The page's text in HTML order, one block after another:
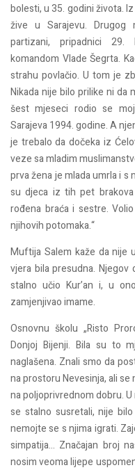
bolesti, u 35. godini života.
žive u Sarajevu. Drugog
partizani, pripadnici 29.
komandom Vlade Šegrta.
strahu povlačio. U tom je
Nikada nije bilo prilike ni da
šest mjeseci rodio se
Sarajeva 1994. godine. A
je trebalo da dočeka iz
veze sa mladim
prva žena je mlada umrla i
su djeca iz tih pet
rođena braća i sestre.
njihovih potomaka.“
Muftija Salem kaže da nije
vjera bila presudna.
stalno učio Kur’an i, u
zamjenjivao imame.
Osnovnu školu „Risto
Donjoj Bijenji. Bila su to
naglašena. Znali smo da
na prostoru Nevesinja, ali
na poljoprivrednom dobru.
se stalno susretali, nije
nemojte se s njima igrati.
simpatija... Značajan broj
nosim veoma lijepe